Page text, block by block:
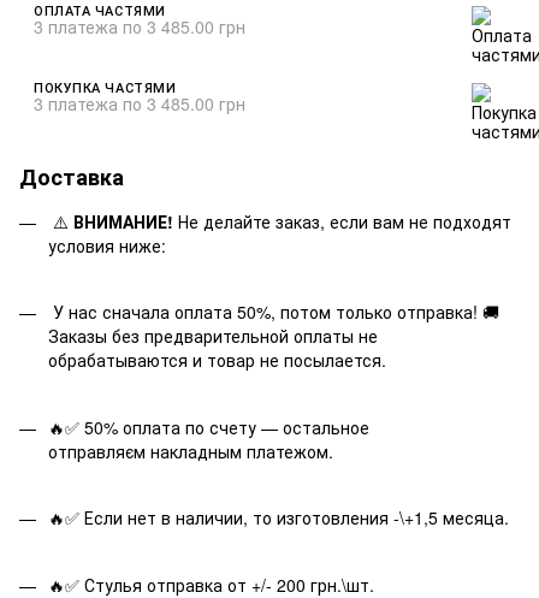
ОПЛАТА ЧАСТЯМИ
3 платежа по 3 485.00 грн
ПОКУПКА ЧАСТЯМИ
3 платежа по 3 485.00 грн
Доставка
⚠️ ВНИМАНИЕ! Не делайте заказ, если вам не подходят
условия ниже:
У нас сначала оплата 50%, потом только отправка! 🚚
Заказы без предварительной оплаты не
обрабатываются и товар не посылается.
🔥✅ 50% оплата по счету — остальное
отправляєм накладным платежом.
🔥✅ Если нет в наличии, то изготовления -\+1,5 месяца.
🔥✅ Стулья отправка от +/- 200 грн.\шт.